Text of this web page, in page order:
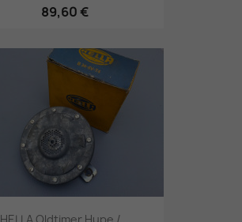
89,60 €
HELLA Oldtimer Hupe /...